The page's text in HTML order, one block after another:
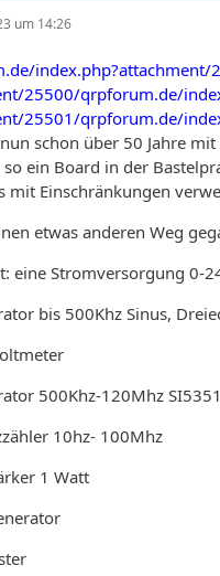
um 14:26
index.php?attachment/
25500/qrpforum.de/
25501/qrpforum.de/
schon über 50 Jahre
so ein Board in der
mit Einschränkungen
etwas anderen Weg
eine Stromversorgung 0-
bis 500Khz Sinus,
500Khz-120Mhz SI5351
10hz- 100Mhz
1 Watt